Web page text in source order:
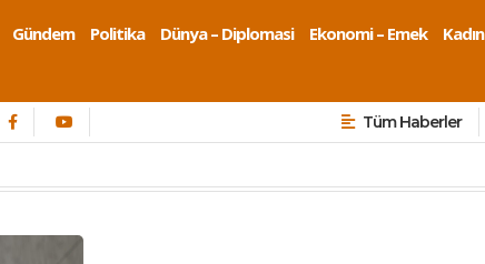
Gündem Politika Dünya – Diplomasi Ekonomi – Emek Kadın
Tüm Haberler